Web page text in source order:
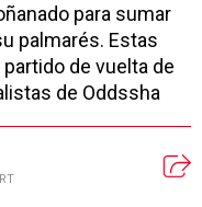
para sumar
palmarés. Estas
de vuelta de
de Oddssha